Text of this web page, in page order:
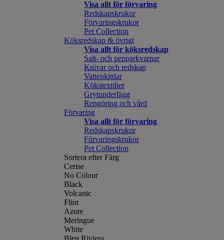
Visa allt för förvaring
Redskapskrukor
Förvaringskrukor
Pet Collection
Köksredskap & övrigt
Visa allt för köksredskap
Salt- och pepparkvarnar
Knivar och redskap
Vattenkittlar
Kökstextilier
Grytunderlägg
Rengöring och vård
Förvaring
Visa allt för förvaring
Redskapskrukor
Förvaringskrukor
Pet Collection
Sortera efter Färg
Cerise
No Colour
Black
Volcanic
Flint
Azure
Meringue
White
Bleu Riviera